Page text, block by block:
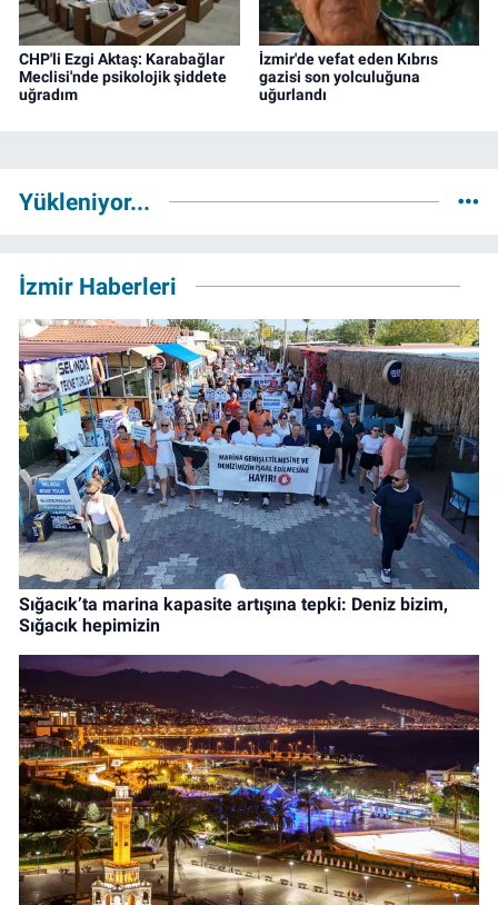
CHP'li Ezgi Aktaş: Karabağlar
Meclisi'nde psikolojik şiddete
uğradım
İzmir'de vefat eden Kıbrıs
gazisi son yolculuğuna
uğurlandı
Yükleniyor...
İzmir Haberleri
Sığacık’ta marina kapasite artışına tepki: Deniz bizim,
Sığacık hepimizin